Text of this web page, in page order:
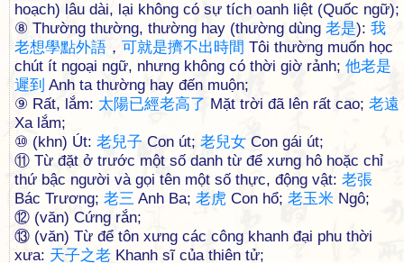
hoạch) lâu dài, lại không có sự tích oanh liệt (Quốc ngữ);
⑧ Thường thường, thường hay (thường dùng 老是): 我
老想學點外語 ， 可就是擠不出時間 Tôi thường muốn học
chút ít ngoại ngữ, nhưng không có thời giờ rảnh; 他老是
遲到 Anh ta thường hay đến muộn;
⑨ Rất, lắm: 太陽已經老高了 Mặt trời đã lên rất cao; 老遠
Xa lắm;
⑩ (khn) Út: 老兒子 Con út; 老兒女 Con gái út;
⑪ Từ đặt ở trước một số danh từ để xưng hô hoặc chỉ
thứ bậc người và gọi tên một số thực, động vật: 老張
Bác Trương; 老三 Anh Ba; 老虎 Con hổ; 老玉米 Ngô;
⑫ (văn) Cứng rắn;
⑬ (văn) Từ để tôn xưng các công khanh đại phu thời
xưa: 天子之老 Khanh sĩ của thiên tử;